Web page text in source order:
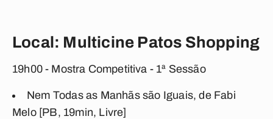
Local: Multicine Patos Shopping
19h00 - Mostra Competitiva - 1ª Sessão
Nem Todas as Manhãs são Iguais, de Fabi
Melo [PB, 19min, Livre]